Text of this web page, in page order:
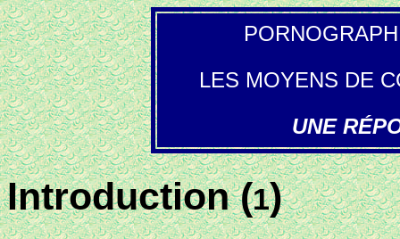
LES MOYENS DE
UNE
Introduction (1)